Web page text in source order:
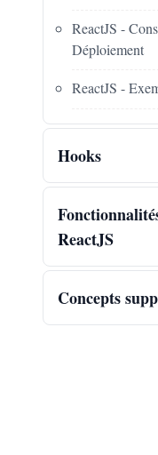
ReactJS -
Déploiement
ReactJS -
Hooks
ReactJS
Concepts